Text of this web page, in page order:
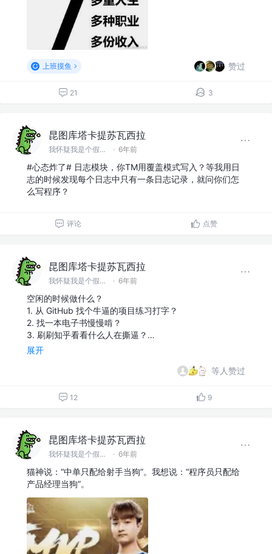
上班摸鱼 赞过
21 3
昆图库塔卡提苏瓦西拉
我怀疑我是个假前端 @滚蛋吧工具人 · 6年前
#心态炸了# 日志模块，你TM用覆盖模式写入？等我用日
志的时候发现每个日志中只有一条日志记录，就问你们怎
么写程序？
评论 点赞
昆图库塔卡提苏瓦西拉
我怀疑我是个假前端 @滚蛋吧工具人 · 6年前
空闲的时候做什么？
1. 从 GitHub 找个牛逼的项目练习打字？
2. 找一本电子书慢慢啃？
3. 刷刷知乎看看什么人在撕逼？…
展开
等人赞过
12 9
昆图库塔卡提苏瓦西拉
我怀疑我是个假前端 @滚蛋吧工具人 · 6年前
猫神说：“中单只配给射手当狗”。我想说：“程序员只配给
产品经理当狗”。